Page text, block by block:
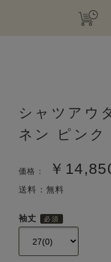
シャツアウ
ネン ピンク
価格： ￥
送料：無料
袖丈